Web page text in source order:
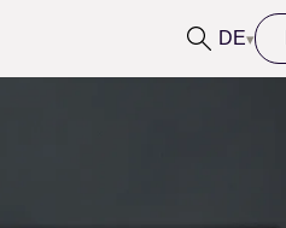
DE▾